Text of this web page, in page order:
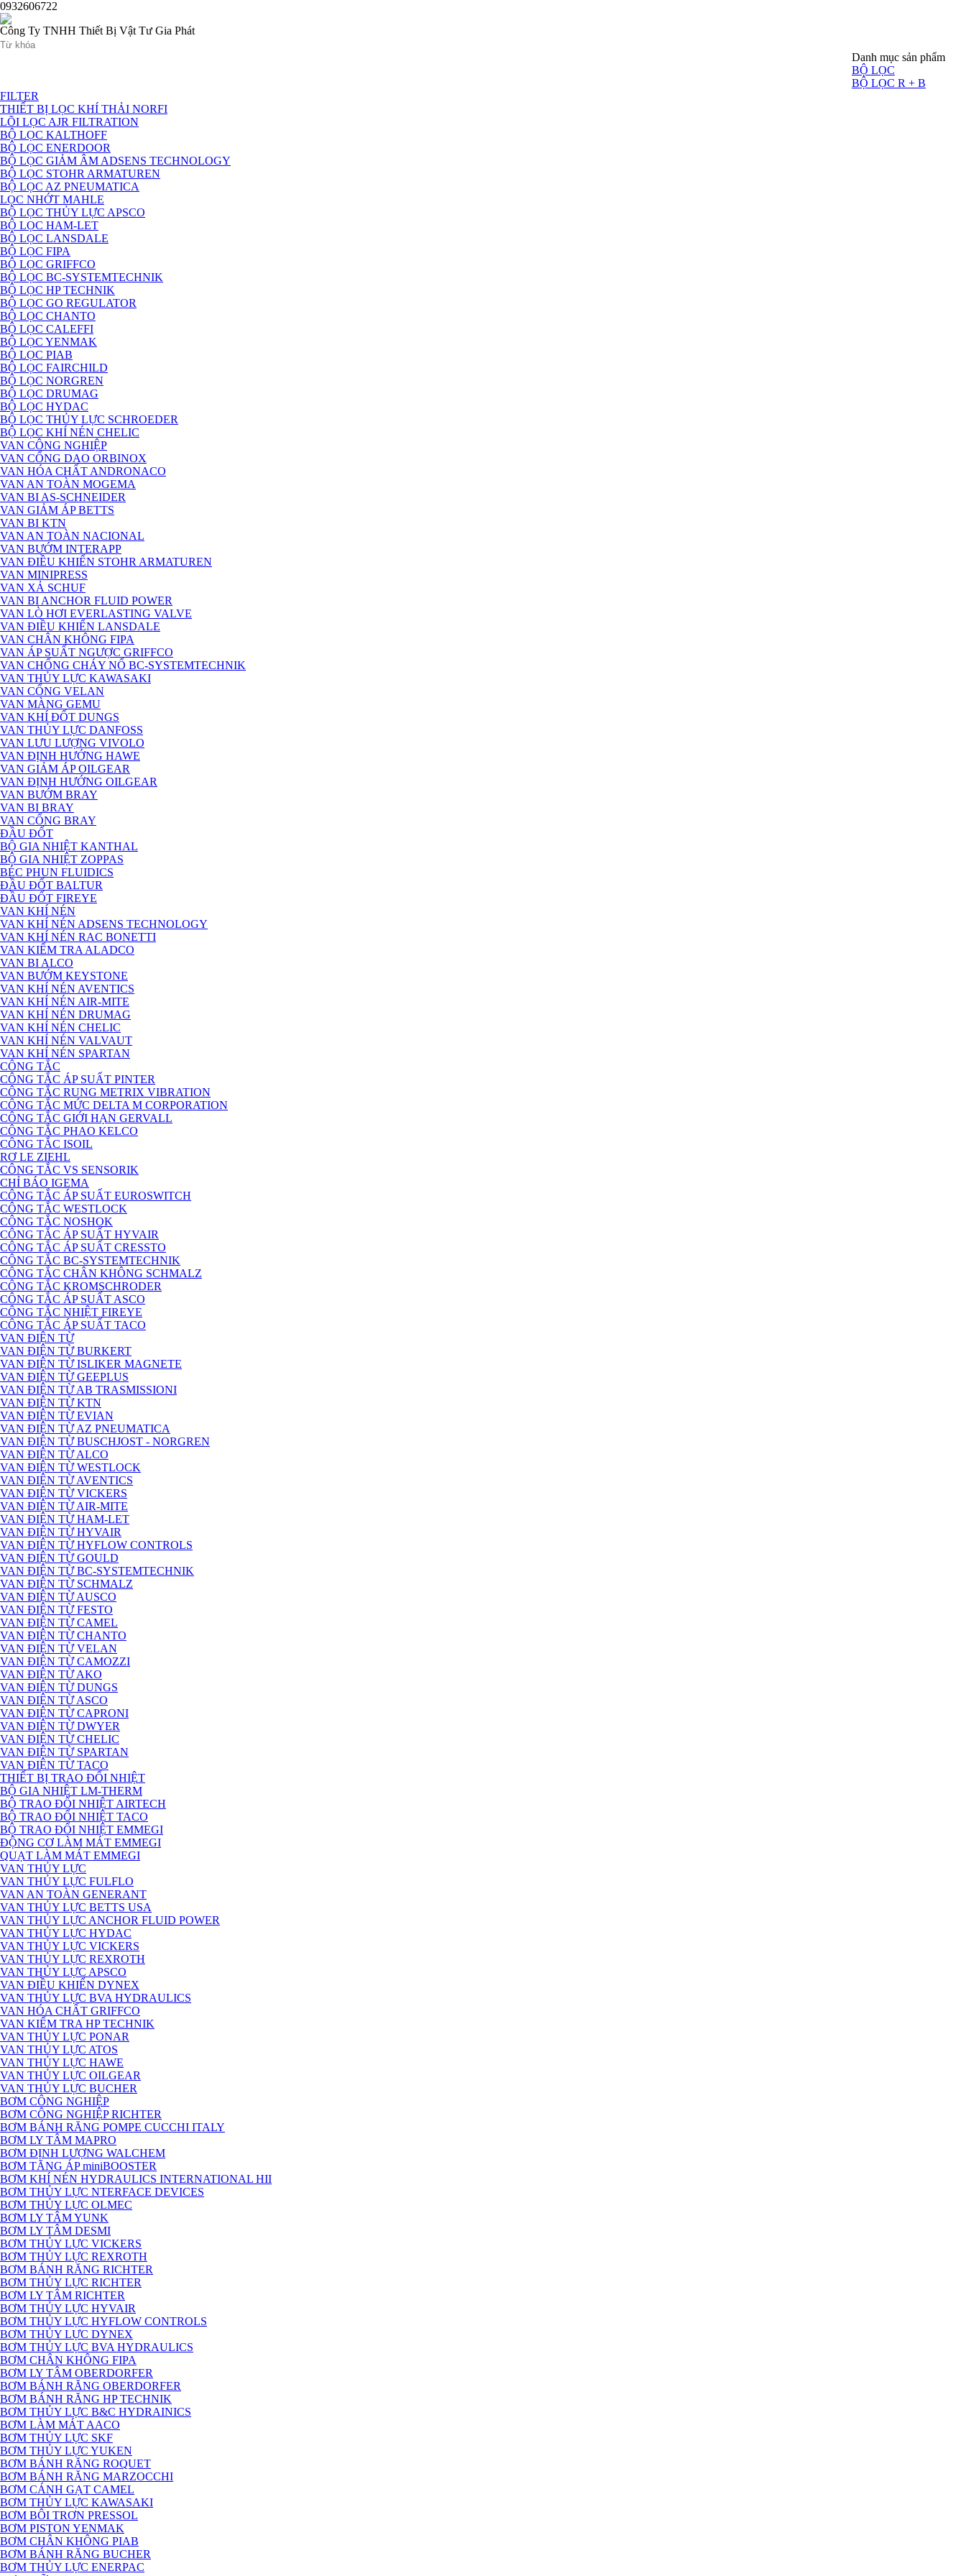
0932606722
Công Ty TNHH Thiết Bị Vật Tư Gia Phát
Danh mục sản phẩm
BỘ LỌC
BỘ LỌC R + B
FILTER
THIẾT BỊ LỌC KHÍ THẢI NORFI
LÕI LỌC AJR FILTRATION
BỘ LỌC KALTHOFF
BỘ LỌC ENERDOOR
BỘ LỌC GIẢM ÂM ADSENS TECHNOLOGY
BỘ LỌC STOHR ARMATUREN
BỘ LỌC AZ PNEUMATICA
LỌC NHỚT MAHLE
BỘ LỌC THỦY LỰC APSCO
BỘ LỌC HAM-LET
BỘ LỌC LANSDALE
BỘ LỌC FIPA
BỘ LỌC GRIFFCO
BỘ LỌC BC-SYSTEMTECHNIK
BỘ LỌC HP TECHNIK
BỘ LỌC GO REGULATOR
BỘ LỌC CHANTO
BỘ LỌC CALEFFI
BỘ LỌC YENMAK
BỘ LỌC PIAB
BỘ LỌC FAIRCHILD
BỘ LỌC NORGREN
BỘ LỌC DRUMAG
BỘ LỌC HYDAC
BỘ LỌC THỦY LỰC SCHROEDER
BỘ LỌC KHÍ NÉN CHELIC
VAN CÔNG NGHIỆP
VAN CỔNG DAO ORBINOX
VAN HÓA CHẤT ANDRONACO
VAN AN TOÀN MOGEMA
VAN BI AS-SCHNEIDER
VAN GIẢM ÁP BETTS
VAN BI KTN
VAN AN TOÀN NACIONAL
VAN BƯỚM INTERAPP
VAN ĐIỀU KHIỂN STOHR ARMATUREN
VAN MINIPRESS
VAN XẢ SCHUF
VAN BI ANCHOR FLUID POWER
VAN LÒ HƠI EVERLASTING VALVE
VAN ĐIỀU KHIỂN LANSDALE
VAN CHÂN KHÔNG FIPA
VAN ÁP SUẤT NGƯỢC GRIFFCO
VAN CHỐNG CHÁY NỔ BC-SYSTEMTECHNIK
VAN THỦY LỰC KAWASAKI
VAN CỔNG VELAN
VAN MÀNG GEMU
VAN KHÍ ĐỐT DUNGS
VAN THỦY LỰC DANFOSS
VAN LƯU LƯỢNG VIVOLO
VAN ĐỊNH HƯỚNG HAWE
VAN GIẢM ÁP OILGEAR
VAN ĐỊNH HƯỚNG OILGEAR
VAN BƯỚM BRAY
VAN BI BRAY
VAN CỔNG BRAY
ĐẦU ĐỐT
BỘ GIA NHIỆT KANTHAL
BỘ GIA NHIỆT ZOPPAS
BÉC PHUN FLUIDICS
ĐẦU ĐỐT BALTUR
ĐẦU ĐỐT FIREYE
VAN KHÍ NÉN
VAN KHÍ NÉN ADSENS TECHNOLOGY
VAN KHÍ NÉN RAC BONETTI
VAN KIỂM TRA ALADCO
VAN BI ALCO
VAN BƯỚM KEYSTONE
VAN KHÍ NÉN AVENTICS
VAN KHÍ NÉN AIR-MITE
VAN KHÍ NÉN DRUMAG
VAN KHÍ NÉN CHELIC
VAN KHÍ NÉN VALVAUT
VAN KHÍ NÉN SPARTAN
CÔNG TẮC
CÔNG TẮC ÁP SUẤT PINTER
CÔNG TẮC RUNG METRIX VIBRATION
CÔNG TẮC MỨC DELTA M CORPORATION
CÔNG TẮC GIỚI HẠN GERVALL
CÔNG TẮC PHAO KELCO
CÔNG TẮC ISOIL
RƠ LE ZIEHL
CÔNG TẮC VS SENSORIK
CHỈ BÁO IGEMA
CÔNG TẮC ÁP SUẤT EUROSWITCH
CÔNG TẮC WESTLOCK
CÔNG TẮC NOSHOK
CÔNG TẮC ÁP SUẤT HYVAIR
CÔNG TẮC ÁP SUẤT CRESSTO
CÔNG TẮC BC-SYSTEMTECHNIK
CÔNG TẮC CHÂN KHÔNG SCHMALZ
CÔNG TẮC KROMSCHRODER
CÔNG TẮC ÁP SUẤT ASCO
CÔNG TẮC NHIỆT FIREYE
CÔNG TẮC ÁP SUẤT TACO
VAN ĐIỆN TỪ
VAN ĐIỆN TỪ BURKERT
VAN ĐIỆN TỪ ISLIKER MAGNETE
VAN ĐIỆN TỪ GEEPLUS
VAN ĐIỆN TỪ AB TRASMISSIONI
VAN ĐIỆN TỪ KTN
VAN ĐIỆN TỪ EVIAN
VAN ĐIỆN TỪ AZ PNEUMATICA
VAN ĐIỆN TỪ BUSCHJOST - NORGREN
VAN ĐIỆN TỪ ALCO
VAN ĐIỆN TỪ WESTLOCK
VAN ĐIỆN TỪ AVENTICS
VAN ĐIỆN TỪ VICKERS
VAN ĐIỆN TỪ AIR-MITE
VAN ĐIỆN TỪ HAM-LET
VAN ĐIỆN TỪ HYVAIR
VAN ĐIỆN TỪ HYFLOW CONTROLS
VAN ĐIỆN TỪ GOULD
VAN ĐIỆN TỪ BC-SYSTEMTECHNIK
VAN ĐIỆN TỪ SCHMALZ
VAN ĐIỆN TỪ AUSCO
VAN ĐIỆN TỪ FESTO
VAN ĐIỆN TỪ CAMEL
VAN ĐIỆN TỪ CHANTO
VAN ĐIỆN TỪ VELAN
VAN ĐIỆN TỪ CAMOZZI
VAN ĐIỆN TỪ AKO
VAN ĐIỆN TỪ DUNGS
VAN ĐIỆN TỪ ASCO
VAN ĐIỆN TỪ CAPRONI
VAN ĐIỆN TỪ DWYER
VAN ĐIỆN TỪ CHELIC
VAN ĐIỆN TỪ SPARTAN
VAN ĐIỆN TỪ TACO
THIẾT BỊ TRAO ĐỔI NHIỆT
BỘ GIA NHIỆT LM-THERM
BỘ TRAO ĐỔI NHIỆT AIRTECH
BỘ TRAO ĐỔI NHIỆT TACO
BỘ TRAO ĐỔI NHIỆT EMMEGI
ĐỘNG CƠ LÀM MÁT EMMEGI
QUẠT LÀM MÁT EMMEGI
VAN THỦY LỰC
VAN THỦY LỰC FULFLO
VAN AN TOÀN GENERANT
VAN THỦY LỰC BETTS USA
VAN THỦY LỰC ANCHOR FLUID POWER
VAN THỦY LỰC HYDAC
VAN THỦY LỰC VICKERS
VAN THỦY LỰC REXROTH
VAN THỦY LỰC APSCO
VAN ĐIỀU KHIỂN DYNEX
VAN THỦY LỰC BVA HYDRAULICS
VAN HÓA CHẤT GRIFFCO
VAN KIỂM TRA HP TECHNIK
VAN THỦY LỰC PONAR
VAN THỦY LỰC ATOS
VAN THỦY LỰC HAWE
VAN THỦY LỰC OILGEAR
VAN THỦY LỰC BUCHER
BƠM CÔNG NGHIỆP
BƠM CÔNG NGHIỆP RICHTER
BƠM BÁNH RĂNG POMPE CUCCHI ITALY
BƠM LY TÂM MAPRO
BƠM ĐỊNH LƯỢNG WALCHEM
BƠM TĂNG ÁP miniBOOSTER
BƠM KHÍ NÉN HYDRAULICS INTERNATIONAL HII
BƠM THỦY LỰC NTERFACE DEVICES
BƠM THỦY LỰC OLMEC
BƠM LY TÂM YUNK
BƠM LY TÂM DESMI
BƠM THỦY LỰC VICKERS
BƠM THỦY LỰC REXROTH
BƠM BÁNH RĂNG RICHTER
BƠM THỦY LỰC RICHTER
BƠM LY TÂM RICHTER
BƠM THỦY LỰC HYVAIR
BƠM THỦY LỰC HYFLOW CONTROLS
BƠM THỦY LỰC DYNEX
BƠM THỦY LỰC BVA HYDRAULICS
BƠM CHÂN KHÔNG FIPA
BƠM LY TÂM OBERDORFER
BƠM BÁNH RĂNG OBERDORFER
BƠM BÁNH RĂNG HP TECHNIK
BƠM THỦY LỰC B&C HYDRAINICS
BƠM LÀM MÁT AACO
BƠM THỦY LỰC SKF
BƠM THỦY LỰC YUKEN
BƠM BÁNH RĂNG ROQUET
BƠM BÁNH RĂNG MARZOCCHI
BƠM CÁNH GẠT CAMEL
BƠM THỦY LỰC KAWASAKI
BƠM BÔI TRƠN PRESSOL
BƠM PISTON YENMAK
BƠM CHÂN KHÔNG PIAB
BƠM BÁNH RĂNG BUCHER
BƠM THỦY LỰC ENERPAC